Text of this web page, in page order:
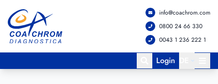
Zum Hauptmenü springen
Zum Hauptinhalt springen
info@coachrom.com
0800 24 66 330
0043 1 236 222 1
Login